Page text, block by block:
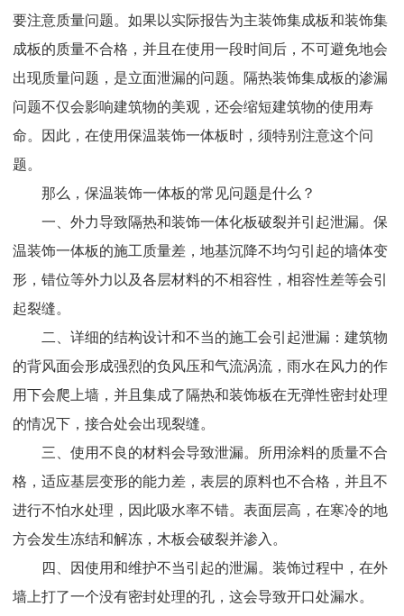
要注意质量问题。如果以实际报告为主装饰集成板和装饰集
成板的质量不合格，并且在使用一段时间后，不可避免地会
出现质量问题，是立面泄漏的问题。隔热装饰集成板的渗漏
问题不仅会影响建筑物的美观，还会缩短建筑物的使用寿
命。因此，在使用保温装饰一体板时，须特别注意这个问
题。
那么，保温装饰一体板的常见问题是什么？
一、外力导致隔热和装饰一体化板破裂并引起泄漏。保
温装饰一体板的施工质量差，地基沉降不均匀引起的墙体变
形，错位等外力以及各层材料的不相容性，相容性差等会引
起裂缝。
二、详细的结构设计和不当的施工会引起泄漏：建筑物
的背风面会形成强烈的负风压和气流涡流，雨水在风力的作
用下会爬上墙，并且集成了隔热和装饰板在无弹性密封处理
的情况下，接合处会出现裂缝。
三、使用不良的材料会导致泄漏。所用涂料的质量不合
格，适应基层变形的能力差，表层的原料也不合格，并且不
进行不怕水处理，因此吸水率不错。表面层高，在寒冷的地
方会发生冻结和解冻，木板会破裂并渗入。
四、因使用和维护不当引起的泄漏。装饰过程中，在外
墙上打了一个没有密封处理的孔，这会导致开口处漏水。